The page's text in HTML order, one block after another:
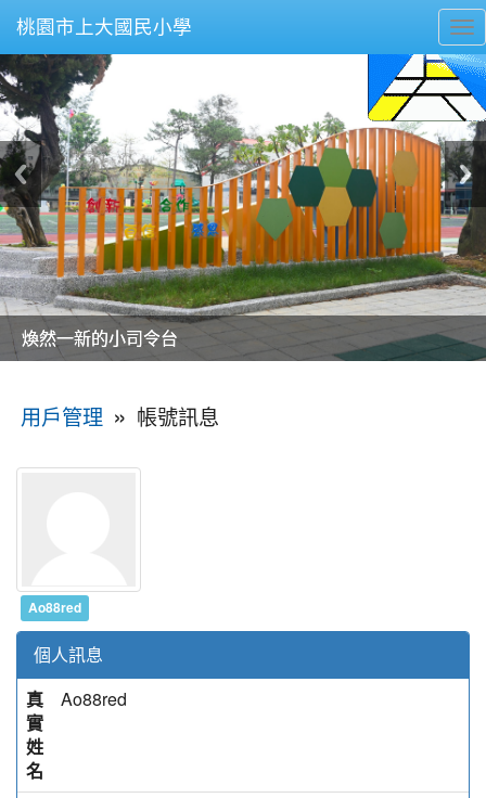
桃園市上大國民小學
美麗的操場是我們活力的來源
美麗的操場是我們活力的來源
煥然一新的小司令台
煥然一新的小司令台
富含桃園埤塘田園風光意象的中廊
富含桃園埤塘田園風光意象的中廊
嶄新的中庭廣場
嶄新的中庭廣場
水生池生生不息
水生池生生不息
用戶管理 » 帳號訊息
Ao88red
個人訊息
真
實
姓
名
Ao88red